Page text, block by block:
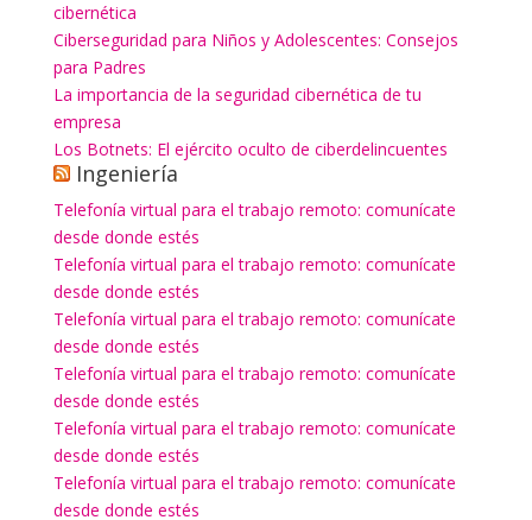
cibernética
Ciberseguridad para Niños y Adolescentes: Consejos
para Padres
La importancia de la seguridad cibernética de tu
empresa
Los Botnets: El ejército oculto de ciberdelincuentes
Ingeniería
Telefonía virtual para el trabajo remoto: comunícate
desde donde estés
Telefonía virtual para el trabajo remoto: comunícate
desde donde estés
Telefonía virtual para el trabajo remoto: comunícate
desde donde estés
Telefonía virtual para el trabajo remoto: comunícate
desde donde estés
Telefonía virtual para el trabajo remoto: comunícate
desde donde estés
Telefonía virtual para el trabajo remoto: comunícate
desde donde estés